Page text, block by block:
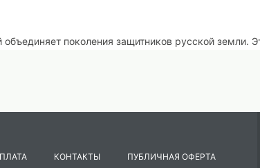
поколения защитников русской земли.
КОНТАКТЫ
ПУБЛИЧНАЯ ОФЕРТА